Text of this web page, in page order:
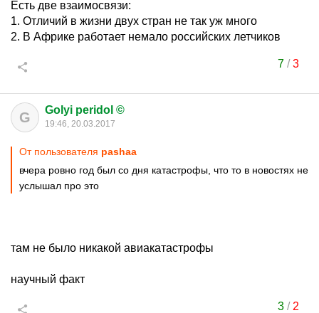
Есть две взаимосвязи:
1. Отличий в жизни двух стран не так уж много
2. В Африке работает немало российских летчиков
7/3
G Golyi peridol ©
19:46, 20.03.2017
От пользователя pashaa
вчера ровно год был со дня катастрофы, что то в новостях не
услышал про это
там не было никакой авиакатастрофы
научный факт
3/ 2